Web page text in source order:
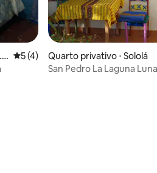
5 de uma avaliação média de 5, 4
5 (4)
Quarto privativo ⋅ Sololá
San Pedro La Laguna